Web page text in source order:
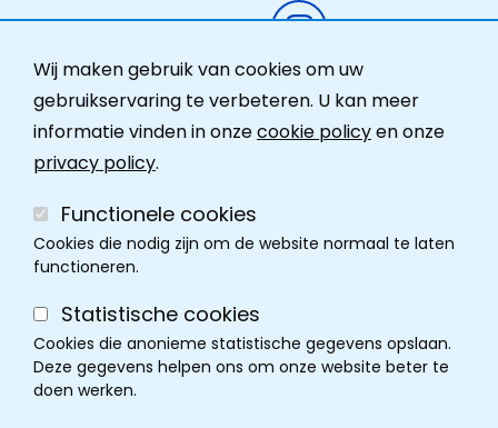
Wij maken gebruik van cookies om uw
gebruikservaring te verbeteren. U kan meer
informatie vinden in onzecookie policyen onze
privacy policy.
Functionele cookies
Cookies die nodig zijn om de website normaal te laten
functioneren.
Statistische cookies
Cookies die anonieme statistische gegevens opslaan.
Deze gegevens helpen ons om onze website beter te
doen werken.
Ombudsdienst
Instagram